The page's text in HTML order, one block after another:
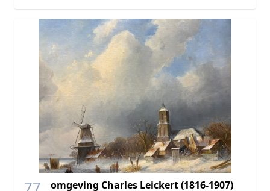
77
omgeving Charles Leickert (1816-1907)